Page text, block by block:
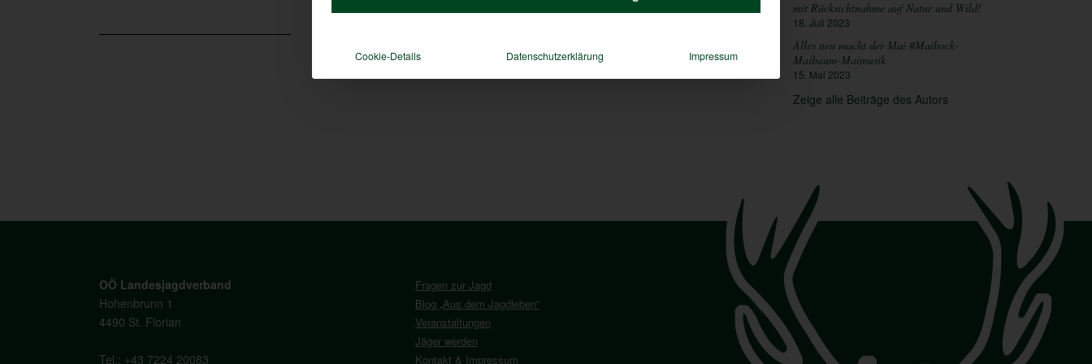
mit Rücksichtnahme auf Natur und Wild!
18. Juli 2023
Alles neu macht der Mai #Maibock-
Maibaum-Maimusik
15. Mai 2023
Zeige alle Beiträge des Autors
OÖ Landesjagdverband
Hohenbrunn 1
4490 St. Florian
Tel.: +43 7224 20083
Fragen zur Jagd
Blog „Aus dem Jagdleben“
Veranstaltungen
Jäger werden
Kontakt & Impressum
Cookie-Details Datenschutzerklärung Impressum